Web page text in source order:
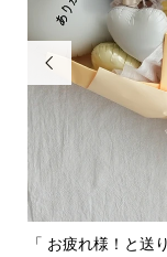

「 お疲れ様！と送